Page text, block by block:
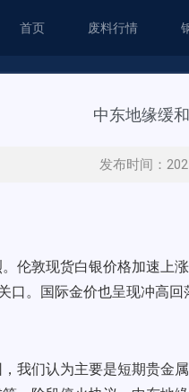
首页 废料行情
中东地缘缓
发布时间：
伦敦现货白银价格加速
口。国际金价也呈现冲高
我们认为主要是短期贵金